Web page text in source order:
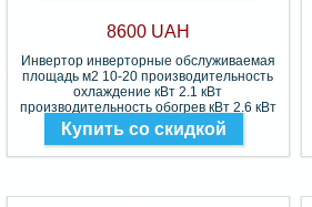
8600 UAH
Инвертор инверторные обслуживаемая
площадь м2 10-20 производительность
охлаждение кВт 2.1 кВт
производительность обогрев кВт 2.6 кВт
Фреон R-410A
Купить со скидкой